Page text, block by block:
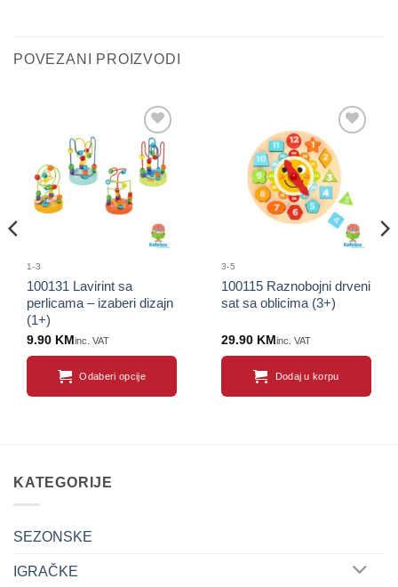
POVEZANI PROIZVODI
Sačuvaj
proizvod
1-3
100131 Lavirint sa
perlicama – izaberi dizajn
(1+)
9.90 KMinc. VAT
Odaberi opcije
variants.
may
chosen
Sačuvaj
proizvod
3-5
100115 Raznobojni drveni
sat sa oblicima (3+)
29.90 KMinc. VAT
Dodaj u korpu
KATEGORIJE
SEZONSKE
IGRAČKE